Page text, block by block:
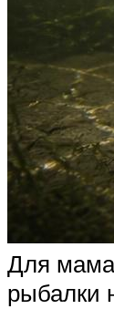
Для
рыбалки